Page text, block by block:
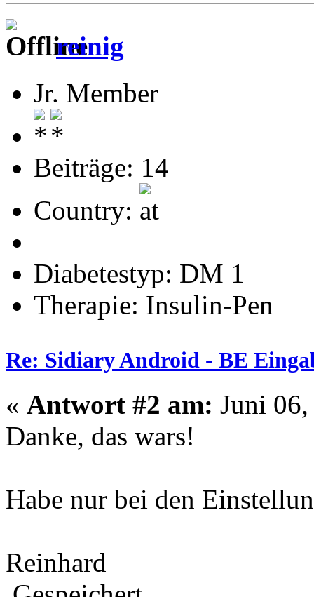
reinig
Jr. Member
Beiträge: 14
Country:
Diabetestyp: DM 1
Therapie: Insulin-Pen
Re: Sidiary Android - BE
« Antwort #2 am: Juni
Danke, das wars!
Habe nur bei den
Reinhard